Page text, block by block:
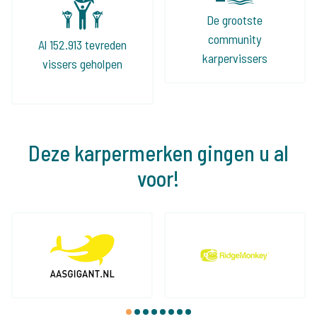
Al 152.913 tevreden
vissers geholpen
De grootste
community
karpervissers
Deze karpermerken gingen u al
voor!
1 2 3 4 5 6 7 8